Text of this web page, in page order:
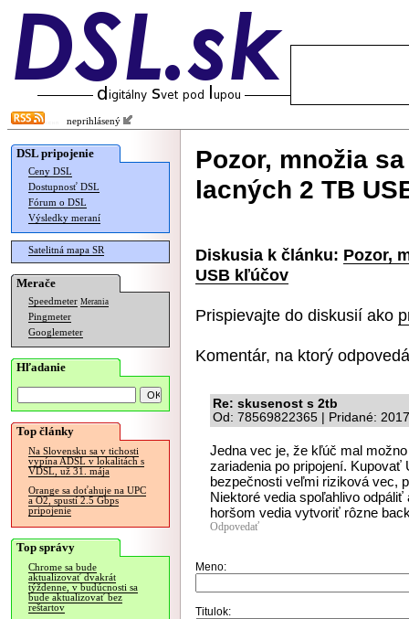
neprihlásený
DSL pripojenie
Ceny DSL
Dostupnosť DSL
Fórum o DSL
Výsledky meraní
Satelitná mapa SR
Merače
Speedmeter Merania
Pingmeter
Googlemeter
Hľadanie
Top články
Na Slovensku sa v tichosti
vypína ADSL v lokalitách s
VDSL, už 31. mája
Orange sa doťahuje na UPC
a O2, spustí 2.5 Gbps
pripojenie
Top správy
Chrome sa bude
aktualizovať dvakrát
týždenne, v budúcnosti sa
bude aktualizovať bez
reštartov
Pozor, množia
lacných 2 TB
Diskusia k článku: Pozor,
USB kľúčov
Prispievajte do diskusií ako
Komentár, na ktorý
Re: skusenost s 2tb
Od: 78569822365 | Pridané:
Jedna vec je, že kľúč mal
zariadenia po pripojení.
bezpečnosti veľmi riziková vec,
Niektoré vedia spoľahlivo
horšom vedia vytvoriť rôzne
Odpovedať
Meno:
Titulok: